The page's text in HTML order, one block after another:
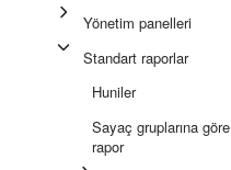
Yönetim panelleri
Standart raporlar
Huniler
Sayaç gruplarına göre
rapor